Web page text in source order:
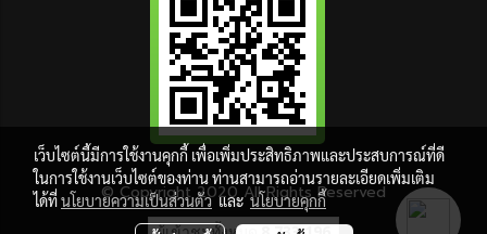
© Copyright 2020 All Rights Reserved
เว็บไซต์นี้มีการใช้งานคุกกี้ เพื่อเพิ่มประสิทธิภาพและประสบการณ์ที่ดี
ในการใช้งานเว็บไซต์ของท่าน ท่านสามารถอ่านรายละเอียดเพิ่มเติม
ได้ที่นโยบายความเป็นส่วนตัวและนโยบายคุกกี้